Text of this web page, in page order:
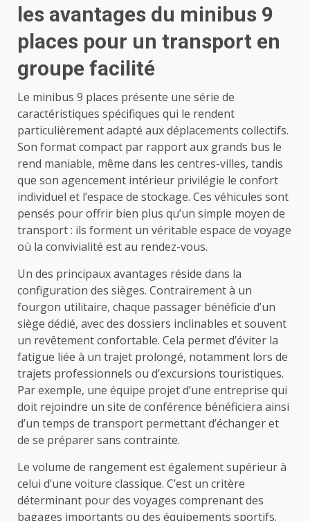
les avantages du minibus 9
places pour un transport en
groupe facilité
Le minibus 9 places présente une série de
caractéristiques spécifiques qui le rendent
particulièrement adapté aux déplacements collectifs.
Son format compact par rapport aux grands bus le
rend maniable, même dans les centres-villes, tandis
que son agencement intérieur privilégie le confort
individuel et l’espace de stockage. Ces véhicules sont
pensés pour offrir bien plus qu’un simple moyen de
transport : ils forment un véritable espace de voyage
où la convivialité est au rendez-vous.
Un des principaux avantages réside dans la
configuration des sièges. Contrairement à un
fourgon utilitaire, chaque passager bénéficie d’un
siège dédié, avec des dossiers inclinables et souvent
un revêtement confortable. Cela permet d’éviter la
fatigue liée à un trajet prolongé, notamment lors de
trajets professionnels ou d’excursions touristiques.
Par exemple, une équipe projet d’une entreprise qui
doit rejoindre un site de conférence bénéficiera ainsi
d’un temps de transport permettant d’échanger et
de se préparer sans contrainte.
Le volume de rangement est également supérieur à
celui d’une voiture classique. C’est un critère
déterminant pour des voyages comprenant des
bagages importants ou des équipements sportifs.